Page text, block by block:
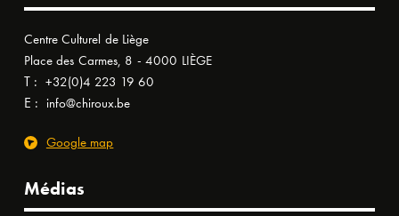
Centre Culturel de Liège
Place des Carmes, 8 - 4000 LIÈGE
T : +32(0)4 223 19 60
E : info@chiroux.be
Google map
Médias